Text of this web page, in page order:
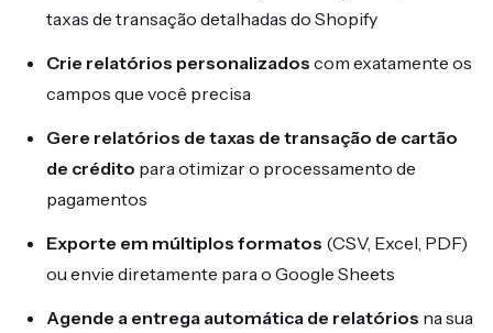
taxas de transação detalhadas do Shopify
Crie relatórios personalizados com exatamente os
campos que você precisa
Gere relatórios de taxas de transação de cartão
de crédito para otimizar o processamento de
pagamentos
Exporte em múltiplos formatos (CSV, Excel, PDF)
ou envie diretamente para o Google Sheets
Agende a entrega automática de relatórios na sua